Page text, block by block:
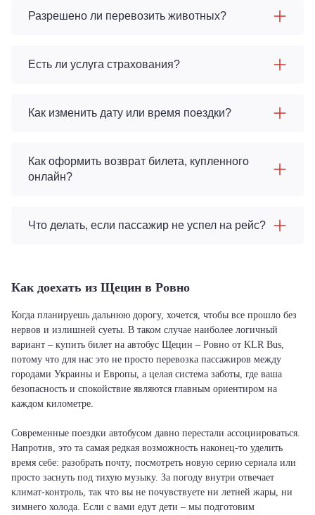
Разрешено ли перевозить животных?
Есть ли услуга страхования?
Как изменить дату или время поездки?
Как оформить возврат билета, купленного
онлайн?
Что делать, если пассажир не успел на рейс?
Как доехать из Щецин в Ровно
Когда планируешь дальнюю дорогу, хочется, чтобы все прошло без
нервов и излишней суеты. В таком случае наиболее логичный
вариант – купить билет на автобус Щецин – Ровно от KLR Bus,
потому что для нас это не просто перевозка пассажиров между
городами Украины и Европы, а целая система заботы, где ваша
безопасность и спокойствие являются главным ориентиром на
каждом километре.
Современные поездки автобусом давно перестали ассоциироваться.
Напротив, это та самая редкая возможность наконец-то уделить
время себе: разобрать почту, посмотреть новую серию сериала или
просто заснуть под тихую музыку. За погоду внутри отвечает
климат-контроль, так что вы не почувствуете ни летней жары, ни
зимнего холода. Если с вами едут дети – мы подготовим